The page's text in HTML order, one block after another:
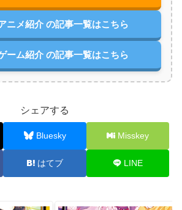
ニメ紹介 の記事一覧はこちら
ーム紹介 の記事一覧はこちら
シェアする
Bluesky Misskey
はてブ LINE